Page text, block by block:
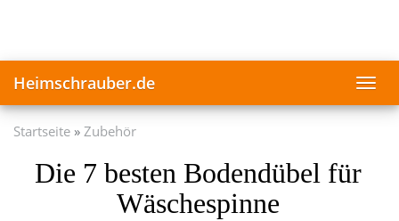
Heimschrauber.de
Startseite Zubehör
Die 7 besten Bodendübel für
Wäschespinne